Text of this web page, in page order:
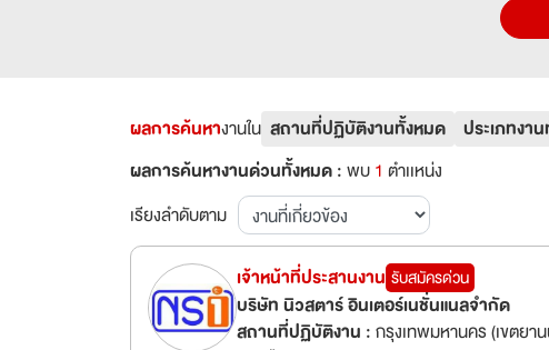
ผลการค้นหางานใน สถานที่ปฏิบัติงานทั้งหมด
ประเภทงา
ผลการค้นหางานด่วนทั้งหมด :พบ1 ตำเเหน่ง
เรียงลำดับตาม
เจ้าหน้าที่ประสานงาน รับสมัครด่วน
บริษัท นิวสตาร์ อินเตอร์เนชั่นแนลจำกัด
สถานที่ปฏิบัติงาน :กรุงเทพมหานคร (เขตยา